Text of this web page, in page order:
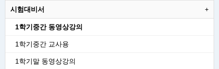
시험대비서
1학기중간 동영상강의
1학기중간 교사용
1학기말 동영상강의